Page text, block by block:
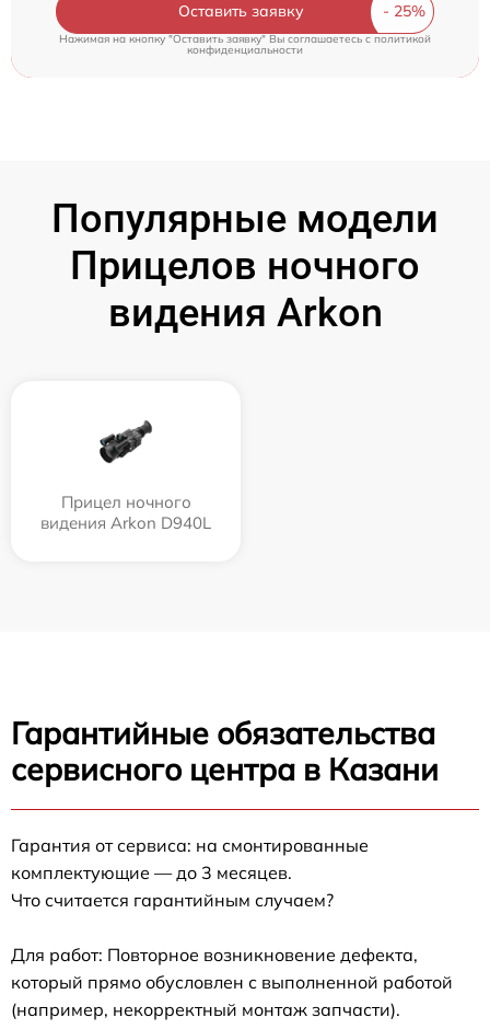
Оставить заявку
Нажимая на кнопку "Оставить заявку" Вы соглашаетесь c политикой
конфиденциальности
Популярные модели
Прицелов ночного
видения Arkon
Прицел ночного
видения Arkon D940L
Гарантийные обязательства
сервисного центра в Казани
Гарантия от сервиса: на смонтированные
комплектующие — до 3 месяцев.
Что считается гарантийным случаем?
Для работ: Повторное возникновение дефекта,
который прямо обусловлен с выполненной работой
(например, некорректный монтаж запчасти).